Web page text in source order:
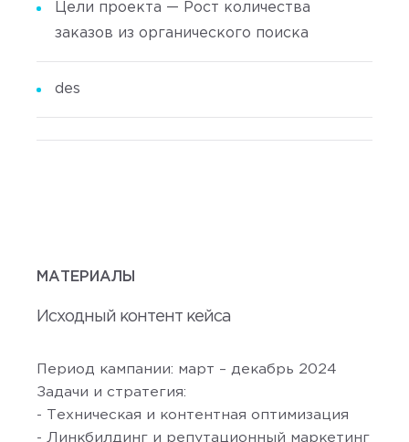
Цели проекта — Рост количества
заказов из органического поиска
des
МАТЕРИАЛЫ
Исходный контент кейса
Период кампании: март – декабрь 2024
Задачи и стратегия:
- Техническая и контентная оптимизация
- Линкбилдинг и репутационный маркетинг